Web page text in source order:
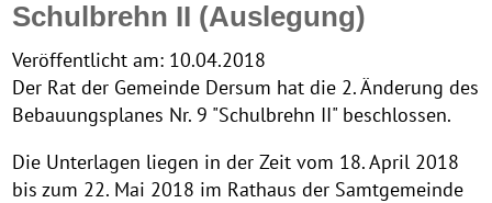
Schulbrehn II (Auslegung)
Veröffentlicht am: 10.04.2018
Der Rat der Gemeinde Dersum hat die 2. Änderung des
Bebauungsplanes Nr. 9 "Schulbrehn II" beschlossen.
Die Unterlagen liegen in der Zeit vom 18. April 2018
bis zum 22. Mai 2018 im Rathaus der Samtgemeinde